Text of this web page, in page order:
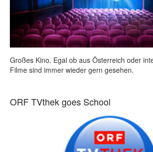
Großes Kino. Egal ob aus Österreich oder
Filme sind immer wieder gern gesehen.
ORF TVthek goes School